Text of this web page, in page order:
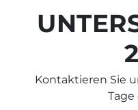
Kontaktieren Sie
Tage